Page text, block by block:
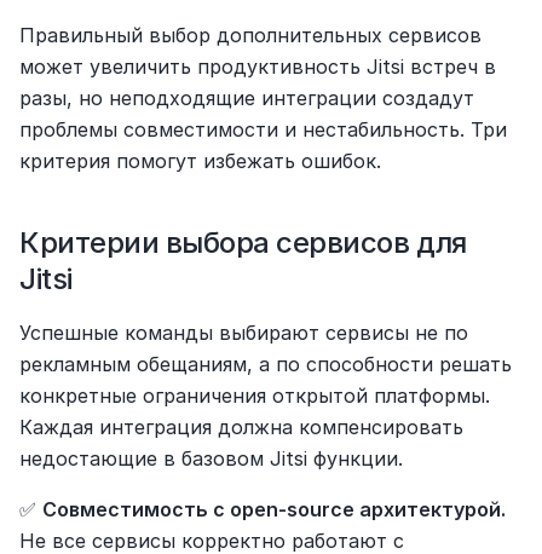
Правильный выбор дополнительных сервисов
может увеличить продуктивность Jitsi встреч в
разы, но неподходящие интеграции создадут
проблемы совместимости и нестабильность. Три
критерия помогут избежать ошибок.
Критерии выбора сервисов для
Jitsi
Успешные команды выбирают сервисы не по
рекламным обещаниям, а по способности решать
конкретные ограничения открытой платформы.
Каждая интеграция должна компенсировать
недостающие в базовом Jitsi функции.
✅ Совместимость с open-source архитектурой.
Не все сервисы корректно работают с